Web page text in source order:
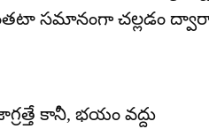
సమానంగా చల్లడం ద్వారా
కానీ, భయం వద్దు